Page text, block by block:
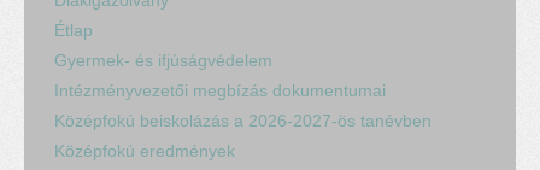
Étlap
Gyermek- és ifjúságvédelem
Intézményvezetői megbízás dokumentumai
Középfokú beiskolázás a 2026-2027-ös tanévben
Középfokú eredmények